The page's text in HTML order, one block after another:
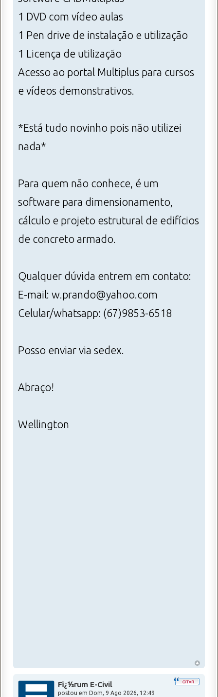
1 DVD com vídeo aulas
1 Pen drive de instalação e utilização
1 Licença de utilização
Acesso ao portal Multiplus para cursos
e vídeos demonstrativos.
*Está tudo novinho pois não utilizei
nada*
Para quem não conhece, é um
software para dimensionamento,
cálculo e projeto estrutural de edifícios
de concreto armado.
Qualquer dúvida entrem em contato:
E-mail: w.prando@yahoo.com
Celular/whatsapp: (67)9853-6518
Posso enviar via sedex.
Abraço!
Wellington
Fï¿½rum E-Civil
postou em Dom, 9 Ago 2026, 12:49